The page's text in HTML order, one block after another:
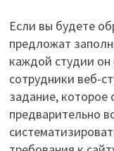
Если вы будете
предложат
каждой студии
сотрудники веб-
задание, которое
предварительно